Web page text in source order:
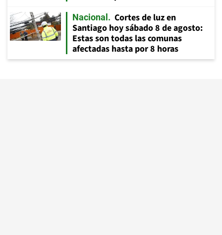
Nacional
Cortes de luz en
Santiago hoy sábado 8 de agosto:
Estas son todas las comunas
afectadas hasta por 8 horas